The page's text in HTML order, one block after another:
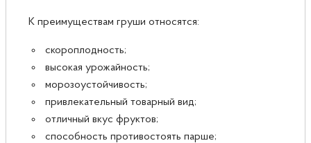
К преимуществам груши относятся:
скороплодность;
высокая урожайность;
морозоустойчивость;
привлекательный товарный вид;
отличный вкус фруктов;
способность противостоять парше;